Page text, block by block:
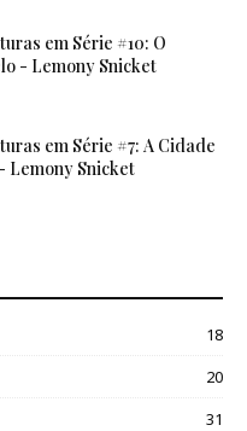
em Série #10: O
- Lemony Snicket
em Série #7: A Cidade
Lemony Snicket
18
20
31